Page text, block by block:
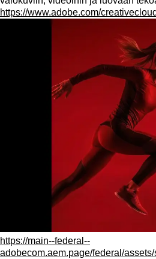
https://www.adobe.com/
https://main--federal--
adobecom.aem.page/federal/